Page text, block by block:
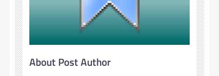
About Post Author